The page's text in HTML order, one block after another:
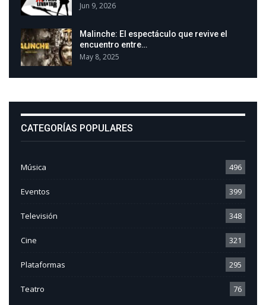
Jun 9, 2026
Malinche: El espectáculo que revive el
encuentro entre…
May 8, 2025
CATEGORÍAS POPULARES
Música 496
Eventos 399
Televisión 348
Cine 321
Plataformas 295
Teatro 76